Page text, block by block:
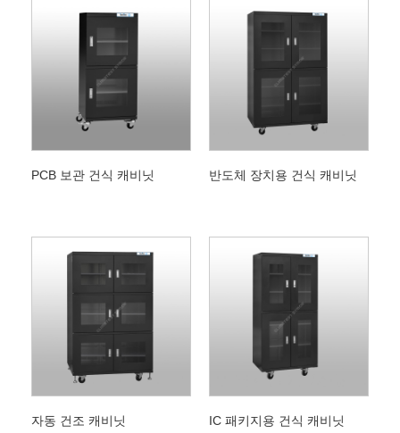
PCB 보관 건식 캐비닛 반도체 장치용 건식 캐비닛
자동 건조 캐비닛 IC 패키지용 건식 캐비닛